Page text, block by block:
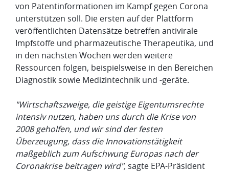
von Patentinformationen im Kampf gegen Corona
unterstützen soll. Die ersten auf der Plattform
veröffentlichten Datensätze betreffen antivirale
Impfstoffe und pharmazeutische Therapeutika, und
in den nächsten Wochen werden weitere
Ressourcen folgen, beispielsweise in den Bereichen
Diagnostik sowie Medizintechnik und -geräte.
"Wirtschaftszweige, die geistige Eigentumsrechte
intensiv nutzen, haben uns durch die Krise von
2008 geholfen, und wir sind der festen
Überzeugung, dass die Innovationstätigkeit
maßgeblich zum Aufschwung Europas nach der
Coronakrise beitragen wird", sagte EPA-Präsident